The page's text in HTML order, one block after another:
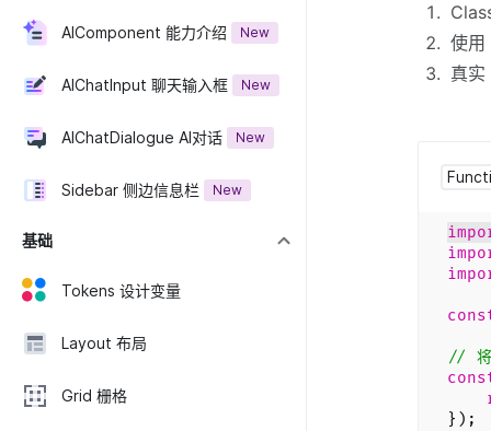
AIComponent 能力介绍 New
AIChatInput 聊天输入框 New
AIChatDialogue AI对话 New
Sidebar 侧边信息栏 New
基础
Tokens 设计变量
Layout 布局
Grid 栅格
使
真
// 将
});